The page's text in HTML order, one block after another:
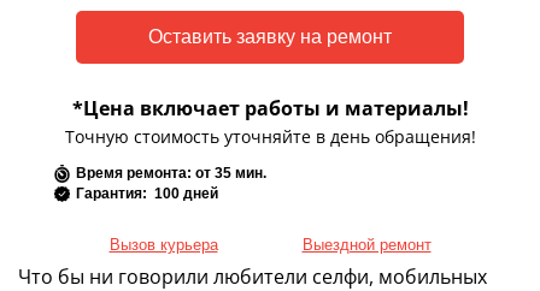
*Цена включает работы и материалы!
Точную стоимость уточняйте в день обращения!
Время ремонта: от 35 мин.
Гарантия: 100 дней
Вызов курьера Выездной ремонт
Что бы ни говорили любители селфи, мобильных